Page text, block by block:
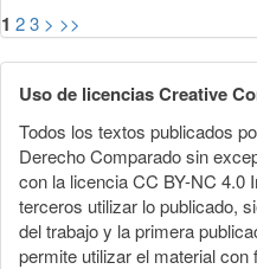
1 23 > >>
Uso de licencias Creative
Todos los textos publicados
Derecho Comparado sin
con la licencia CC BY-NC 4.0
terceros utilizar lo publicado,
del trabajo y la primera
permite utilizar el material